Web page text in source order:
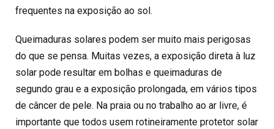
frequentes na exposição ao sol.
Queimaduras solares podem ser muito mais perigosas
do que se pensa. Muitas vezes, a exposição direta à luz
solar pode resultar em bolhas e queimaduras de
segundo grau e a exposição prolongada, em vários tipos
de câncer de pele. Na praia ou no trabalho ao ar livre, é
importante que todos usem rotineiramente protetor solar